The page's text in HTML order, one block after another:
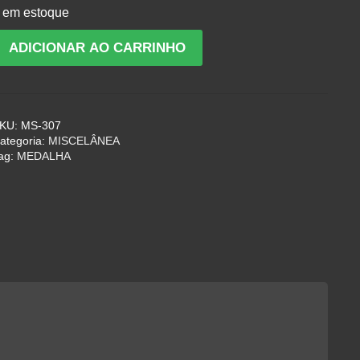
em estoque
ADICIONAR AO CARRINHO
MS-307
MISCELÂNEA
MEDALHA